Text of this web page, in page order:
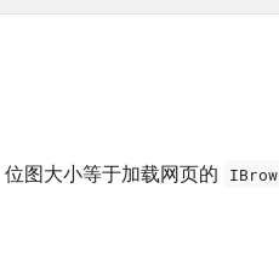
图大小等于加载网页的